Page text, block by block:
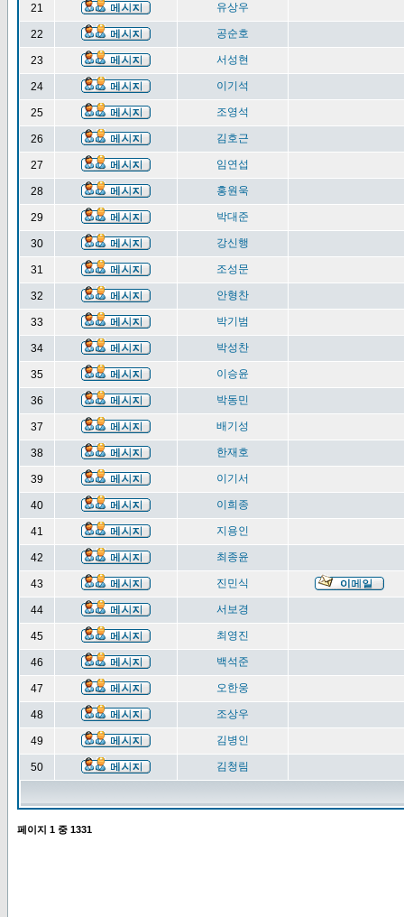
21 유상우
22 공순호
23 서성현
24 이기석
25 조영석
26 김호근
27 임연섭
28 홍원욱
29 박대준
30 강신행
31 조성문
32 안형찬
33 박기범
34 박성찬
35 이승윤
36 박동민
37 배기성
38 한재호
39 이기서
40 이희종
41 지용인
42 최종윤
43 진민식
44 서보경
45 최영진
46 백석준
47 오한웅
48 조상우
49 김병인
50 김청림
페이지 1 중 1331